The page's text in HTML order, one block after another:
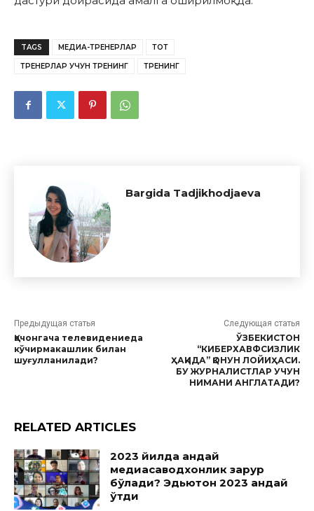
TAGS МЕДИА-ТРЕНЕРЛАР ТОТ
ТРЕНЕРЛАР УЧУН ТРЕНИНГ ТРЕНИНГ
Bargida Tadjikhodjaeva
Предыдущая статья
Қачонгача телевидениеда
кўчирмакашлик билан
шуғулланилади?
Следующая статья
ЎЗБЕКИСТОН
“КИБЕРХАВФСИЗЛИК
ҲАҚИДА” ҚОНУН ЛОЙИҲАСИ.
БУ ЖУРНАЛИСТЛАР УЧУН
НИМАНИ АНГЛАТАДИ?
RELATED ARTICLES
2023 йилда қандай
медиасаводхонлик зарур
бўлади? Эдьютон 2023 қандай
ўтди